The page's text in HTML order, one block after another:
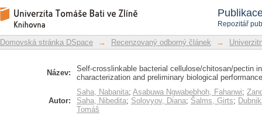
Repozitář
Self-crosslinkable bacterial cellulose/
characterization and preliminary
Repozitář DSpace/Manakin
Domovská stránka DSpace → Recenzovaný odborný článek →
Název:
Self-crosslinkable bacterial cellulose/chitosan/pectin
characterization and preliminary biological performance
Autor:
Saha, Nabanita; Asabuwa Ngwabebhoh, Fahanwi;
Saha, Nibedita; Solovyov, Diana; Šalms, Ģirts;
Tomáš